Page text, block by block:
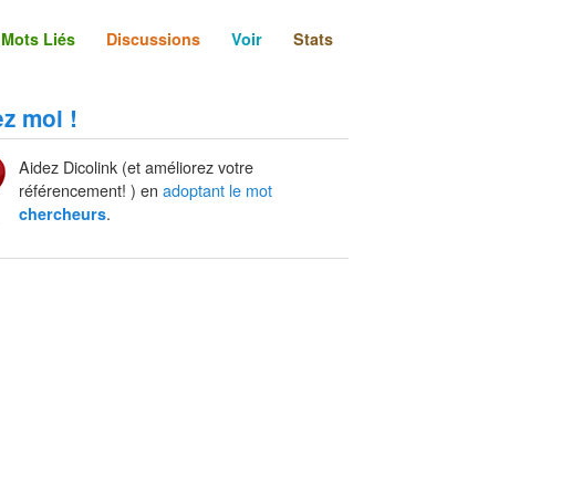
Mots Liés Discussions Voir Stats
moi !
Aidez Dicolink (et améliorez votre
référencement! ) en adoptant le mot
chercheurs.